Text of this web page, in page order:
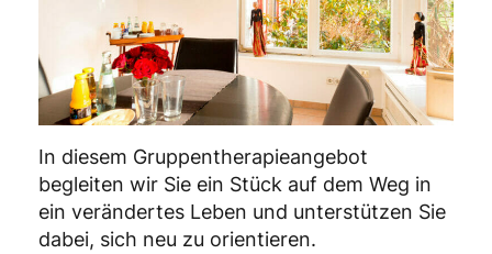
In diesem Gruppentherapieangebot
begleiten wir Sie ein Stück auf dem Weg in
ein verändertes Leben und unterstützen Sie
dabei, sich neu zu orientieren.